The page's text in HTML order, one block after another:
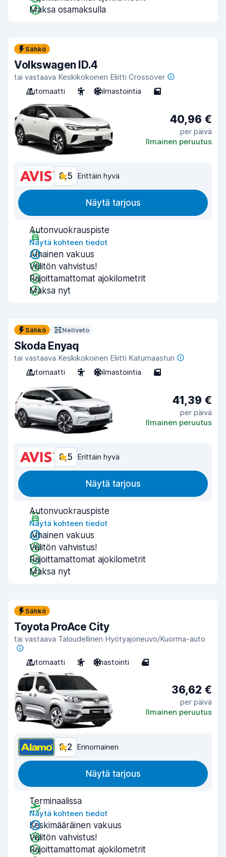
Maksa osamaksulla
Sähkö
Volkswagen ID.4
tai vastaava Keskikokoinen Eliitti Crossover
Automaatti
5 Ei ilmastointia 5
40,96 €
per päivä
Ilmainen peruutus
8,5 Erittäin hyvä
Näytä tarjous
Autonvuokrauspiste
Näytä kohteen tiedot
Alhainen vakuus
Välitön vahvistus!
Rajoittamattomat ajokilometrit
Maksa nyt
Sähkö Neliveto
Skoda Enyaq
tai vastaava Keskikokoinen Eliitti Katumaasturi
Automaatti
5 Ei ilmastointia 5
41,39 €
per päivä
Ilmainen peruutus
8,5 Erittäin hyvä
Näytä tarjous
Autonvuokrauspiste
Näytä kohteen tiedot
Alhainen vakuus
Välitön vahvistus!
Rajoittamattomat ajokilometrit
Maksa nyt
Sähkö
Toyota ProAce City
tai vastaava Taloudellinen Hyötyajoneuvo/Kuorma-auto
Automaatti 2 Ilmastointi 4
36,62 €
per päivä
Ilmainen peruutus
9,2 Erinomainen
Näytä tarjous
Terminaalissa
Näytä kohteen tiedot
Keskimääräinen vakuus
Välitön vahvistus!
Rajoittamattomat ajokilometrit